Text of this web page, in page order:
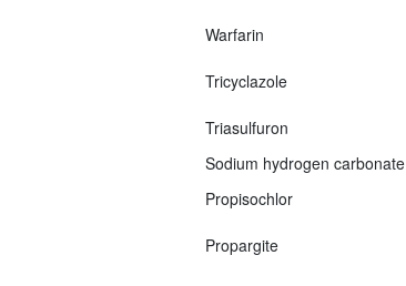
Warfarin
Tricyclazole
Triasulfuron
Sodium hydrogen carbonate
Propisochlor
Propargite